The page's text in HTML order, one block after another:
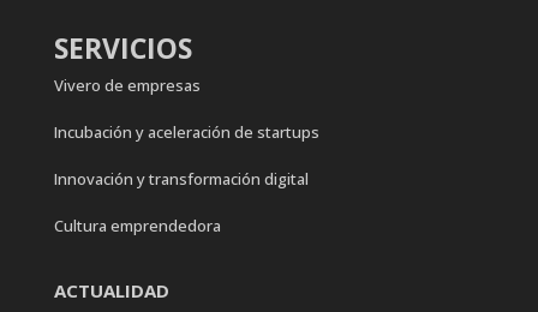
SERVICIOS
Vivero de empresas
Incubación y aceleración de startups
Innovación y transformación digital
Cultura emprendedora
ACTUALIDAD